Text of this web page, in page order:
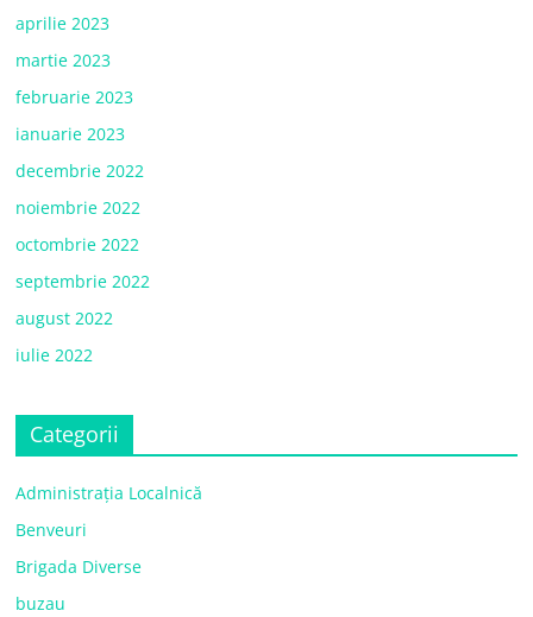
aprilie 2023
martie 2023
februarie 2023
ianuarie 2023
decembrie 2022
noiembrie 2022
octombrie 2022
septembrie 2022
august 2022
iulie 2022
Categorii
Administrația Localnică
Benveuri
Brigada Diverse
buzau